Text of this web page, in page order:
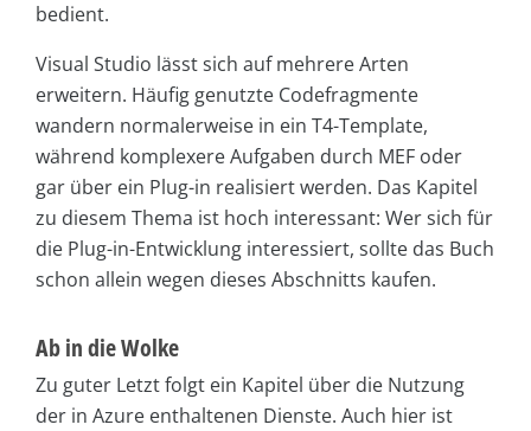
bedient.
Visual Studio lässt sich auf mehrere Arten
erweitern. Häufig genutzte Codefragmente
wandern normalerweise in ein T4-Template,
während komplexere Aufgaben durch MEF oder
gar über ein Plug-in realisiert werden. Das Kapitel
zu diesem Thema ist hoch interessant: Wer sich für
die Plug-in-Entwicklung interessiert, sollte das Buch
schon allein wegen dieses Abschnitts kaufen.
Ab in die Wolke
Zu guter Letzt folgt ein Kapitel über die Nutzung
der in Azure enthaltenen Dienste. Auch hier ist